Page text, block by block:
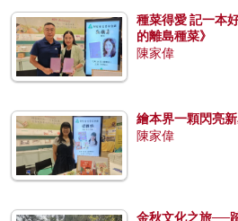
種菜得愛 記一本
的離島種菜》
陳家偉
繪本界一顆閃亮
陳家偉
金秋文化之旅──